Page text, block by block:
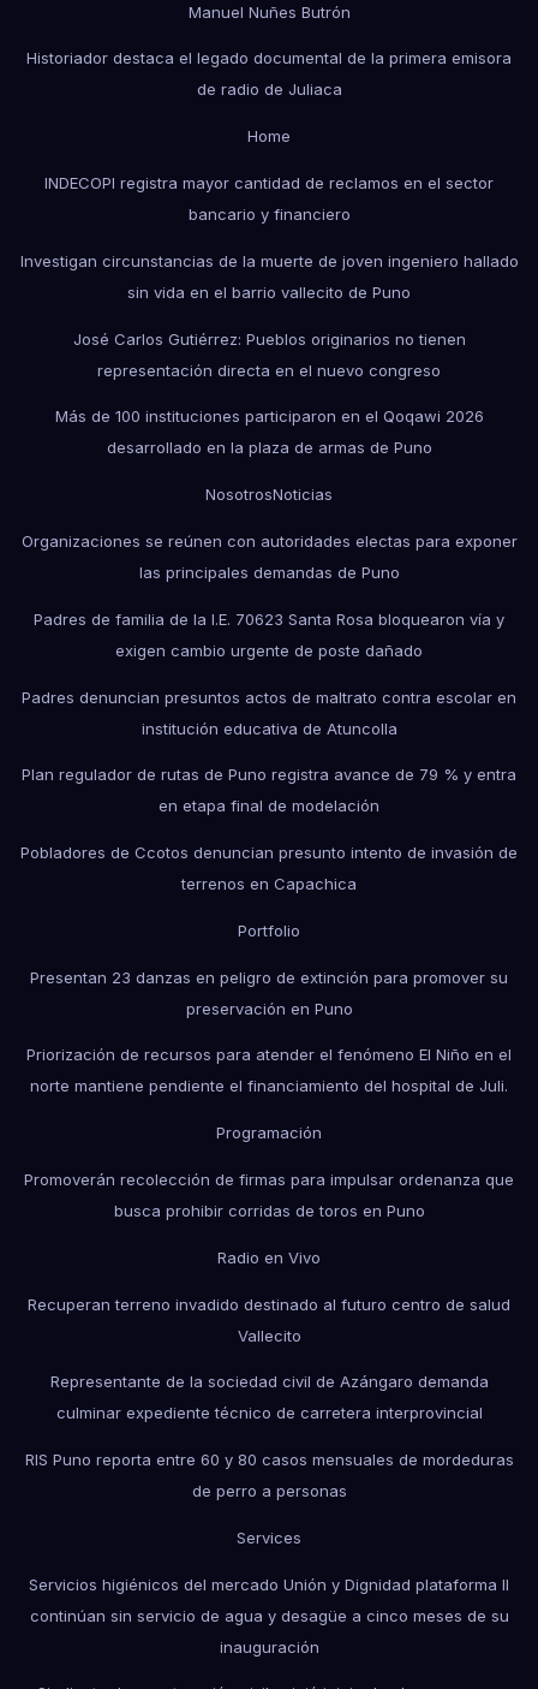
Manuel Nuñes Butrón
Historiador destaca el legado documental de la primera emisora
de radio de Juliaca
Home
INDECOPI registra mayor cantidad de reclamos en el sector
bancario y financiero
Investigan circunstancias de la muerte de joven ingeniero hallado
sin vida en el barrio vallecito de Puno
José Carlos Gutiérrez: Pueblos originarios no tienen
representación directa en el nuevo congreso
Más de 100 instituciones participaron en el Qoqawi 2026
desarrollado en la plaza de armas de Puno
NosotrosNoticias
Organizaciones se reúnen con autoridades electas para exponer
las principales demandas de Puno
Padres de familia de la I.E. 70623 Santa Rosa bloquearon vía y
exigen cambio urgente de poste dañado
Padres denuncian presuntos actos de maltrato contra escolar en
institución educativa de Atuncolla
Plan regulador de rutas de Puno registra avance de 79 % y entra
en etapa final de modelación
Pobladores de Ccotos denuncian presunto intento de invasión de
terrenos en Capachica
Portfolio
Presentan 23 danzas en peligro de extinción para promover su
preservación en Puno
Priorización de recursos para atender el fenómeno El Niño en el
norte mantiene pendiente el financiamiento del hospital de Juli.
Programación
Promoverán recolección de firmas para impulsar ordenanza que
busca prohibir corridas de toros en Puno
Radio en Vivo
Recuperan terreno invadido destinado al futuro centro de salud
Vallecito
Representante de la sociedad civil de Azángaro demanda
culminar expediente técnico de carretera interprovincial
RIS Puno reporta entre 60 y 80 casos mensuales de mordeduras
de perro a personas
Services
Servicios higiénicos del mercado Unión y Dignidad plataforma II
continúan sin servicio de agua y desagüe a cinco meses de su
inauguración